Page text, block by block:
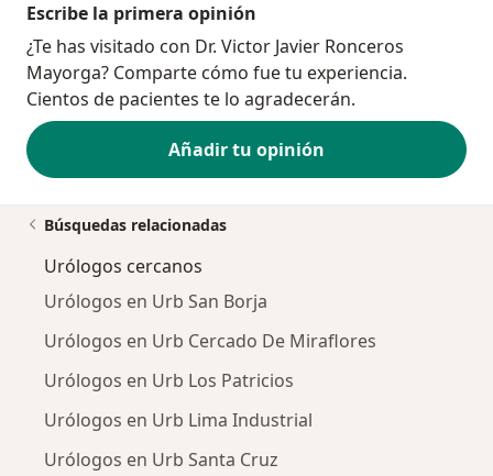
Escribe la primera opinión
¿Te has visitado con Dr. Victor Javier Ronceros
Mayorga? Comparte cómo fue tu experiencia.
Cientos de pacientes te lo agradecerán.
Añadir tu opinión
Búsquedas relacionadas
Urólogos cercanos
Urólogos en Urb San Borja
Urólogos en Urb Cercado De Miraflores
Urólogos en Urb Los Patricios
Urólogos en Urb Lima Industrial
Urólogos en Urb Santa Cruz